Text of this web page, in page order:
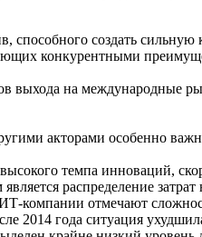
создать
конкурентными
выхода на международные
акторами особенно
темпа инноваций,
распределение затрат
компании отмечают
2014 года ситуация